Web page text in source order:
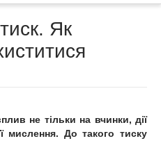
Як
не тільки на вчинки, дії
мислення. До такого тиску